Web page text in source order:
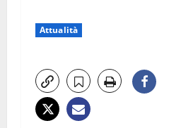
Attualità